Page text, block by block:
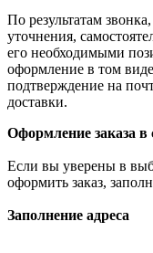
По результатам
уточнения,
его необходимыми
оформление в том
подтверждение на
доставки.
Оформление заказа
Если вы уверены в
оформить заказ,
Заполнение адреса